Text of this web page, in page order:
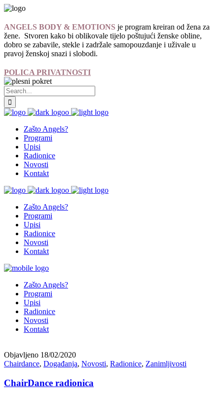
ANGELS BODY & EMOTIONS je program kreiran od žena za
žene. Stvoren kako bi oblikovale tijelo poštujući ženske obline,
dobro se zabavile, stekle i zadržale samopouzdanje i uživale u
pravoj ženskoj snazi i slobodi.
POLICA PRIVATNOSTI
Zašto Angels?
Programi
Upisi
Radionice
Novosti
Kontakt
Zašto Angels?
Programi
Upisi
Radionice
Novosti
Kontakt
Zašto Angels?
Programi
Upisi
Radionice
Novosti
Kontakt
Objavljeno 18/02/2020
Chairdance, Događanja, Novosti, Radionice, Zanimljivosti
ChairDance radionica